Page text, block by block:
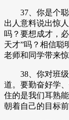
37、你是个聪
出人意料说出惊
吗？要想成才，
天才”吗？相信聪
老师和同学带来惊
38、你对班级
道。要勤奋好学
住的是我们耳熟
朝着自己的目标